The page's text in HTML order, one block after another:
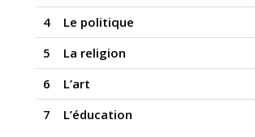
4
Le politique
5
La religion
6
L’art
7
L’éducation